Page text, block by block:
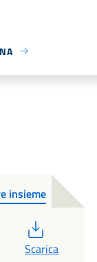
insieme
PDF
Scarica